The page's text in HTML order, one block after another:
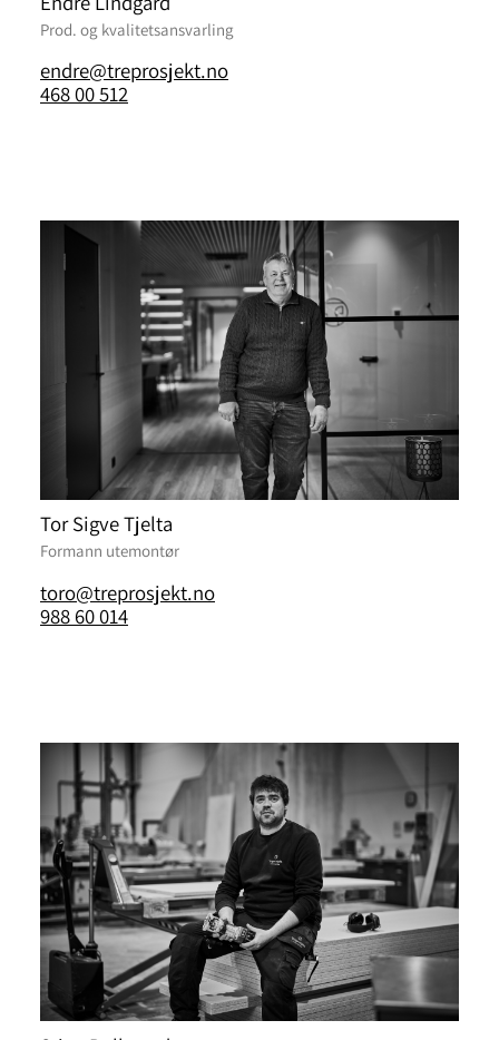
Prod. og kvalitetsansvarling
endre@treprosjekt.no
468 00 512
Tor Sigve Tjelta
Formann utemontør
toro@treprosjekt.no
988 60 014